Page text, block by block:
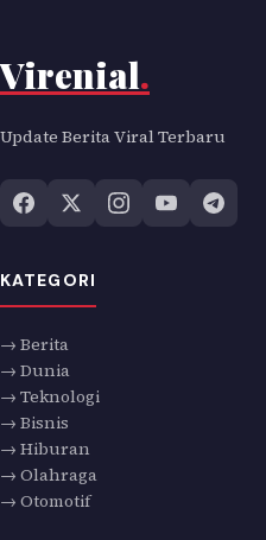
Virenial.
Update Berita Viral Terbaru
KATEGORI
→ Berita
→ Dunia
→ Teknologi
→ Bisnis
→ Hiburan
→ Olahraga
→ Otomotif